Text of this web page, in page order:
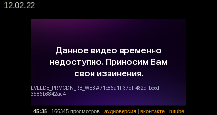
12.02.22
45:35 166345 просмотров аудиоверсия вконтакте rutube